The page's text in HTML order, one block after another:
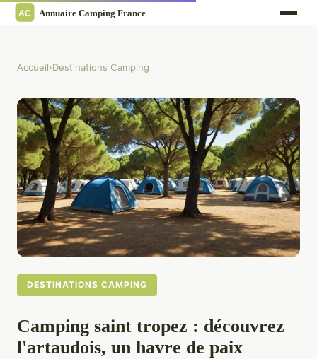
Accueil›Destinations Camping
DESTINATIONS CAMPING
Camping saint tropez : découvrez
l'artaudois, un havre de paix